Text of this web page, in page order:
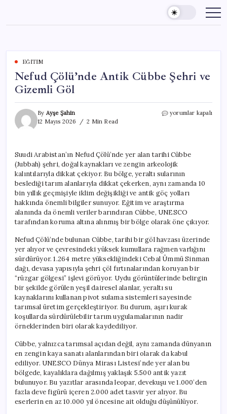
content
EĞITIM
Nefud Çölü’nde Antik Cübbe Şehri ve
Gizemli Göl
By Ayşe Şahin
12 Mayıs 2026
2 Min Read
Nefud
ve
Gizemli
Göl
için
yorumlar kapalı
Suudi Arabistan’ın Nefud Çölü’nde yer alan tarihi Cübbe
(Jubbah) şehri, doğal kaynakları ve zengin arkeolojik
kalıntılarıyla dikkat çekiyor. Bu bölge, yeraltı sularının
beslediği tarım alanlarıyla dikkat çekerken, aynı zamanda 10
bin yıllık geçmişiyle iklim değişikliği ve antik göç yolları
hakkında önemli bilgiler sunuyor. Eğitim ve araştırma
alanında da önemli veriler barındıran Cübbe, UNESCO
tarafından koruma altına alınmış bir bölge olarak öne çıkıyor.
Nefud Çölü’nde bulunan Cübbe, tarihi bir göl havzası üzerinde
yer alıyor ve çevresindeki yüksek kumullara rağmen varlığını
sürdürüyor. 1.264 metre yüksekliğindeki Cebal Ümmü Sinman
dağı, devasa yapısıyla şehri çöl fırtınalarından koruyan bir
“rüzgar gölgesi” işlevi görüyor. Uydu görüntülerinde belirgin
bir şekilde görülen yeşil dairesel alanlar, yeraltı su
kaynaklarını kullanan pivot sulama sistemleri sayesinde
tarımsal üretim gerçekleştiriyor. Bu durum, aşırı kurak
koşullarda sürdürülebilir tarım uygulamalarının nadir
örneklerinden biri olarak kaydediliyor.
Cübbe, yalnızca tarımsal açıdan değil, aynı zamanda dünyanın
en zengin kaya sanatı alanlarından biri olarak da kabul
ediliyor. UNESCO Dünya Mirası Listesi’nde yer alan bu
bölgede, kayalıklara dağılmış yaklaşık 5.500 antik yazıt
bulunuyor. Bu yazıtlar arasında leopar, devekuşu ve 1.000’den
fazla deve figürü içeren 2.000 adet tasvir yer alıyor. Bu
eserlerin en az 10.000 yıl öncesine ait olduğu düşünülüyor.